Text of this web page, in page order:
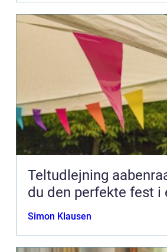
Teltudlejning aabenraa sådan
du den perfekte fest i
Simon Klausen